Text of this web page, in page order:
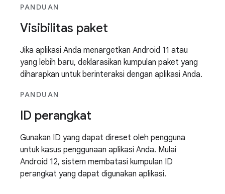
PANDUAN
Visibilitas paket
Jika aplikasi Anda menargetkan Android 11 atau
yang lebih baru, deklarasikan kumpulan paket yang
diharapkan untuk berinteraksi dengan aplikasi Anda.
PANDUAN
ID perangkat
Gunakan ID yang dapat direset oleh pengguna
untuk kasus penggunaan aplikasi Anda. Mulai
Android 12, sistem membatasi kumpulan ID
perangkat yang dapat digunakan aplikasi.